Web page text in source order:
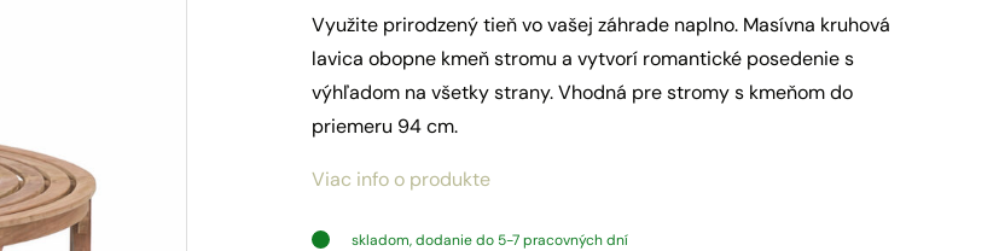
1.449,00€.
1.178,18€.
Využite prirodzený tieň vo vašej záhrade naplno. Masívna kruhová
lavica obopne kmeň stromu a vytvorí romantické posedenie s
výhľadom na všetky strany. Vhodná pre stromy s kmeňom do
priemeru 94 cm.
Viac info o produkte
skladom, dodanie do 5-7 pracovných dní